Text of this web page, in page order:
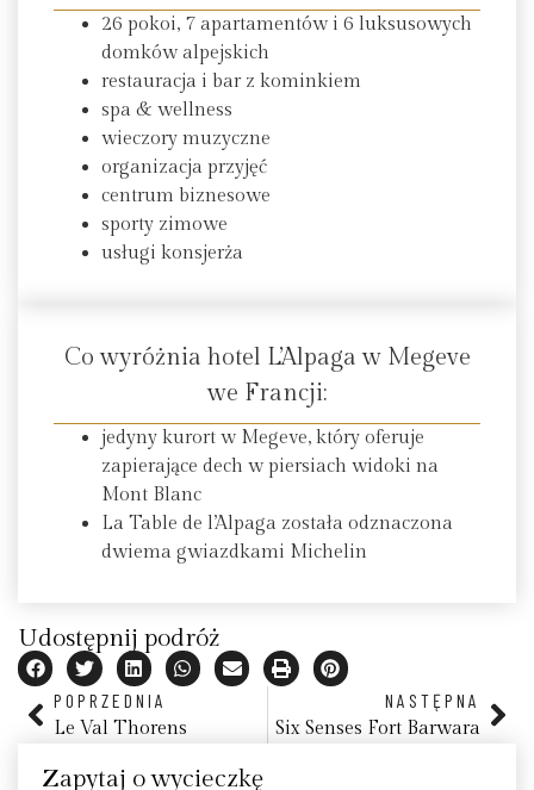
26 pokoi, 7 apartamentów i 6 luksusowych
domków alpejskich
restauracja i bar z kominkiem
spa & wellness
wieczory muzyczne
organizacja przyjęć
centrum biznesowe
sporty zimowe
usługi konsjerża
Co wyróżnia hotel L’Alpaga w Megeve
we Francji:
jedyny kurort w Megeve, który oferuje
zapierające dech w piersiach widoki na
Mont Blanc
La Table de l’Alpaga została odznaczona
dwiema gwiazdkami Michelin
Udostępnij podróż
POPRZEDNIA
Le Val Thorens
NASTĘPNA
Six Senses Fort Barwara
Zapytaj o wycieczkę